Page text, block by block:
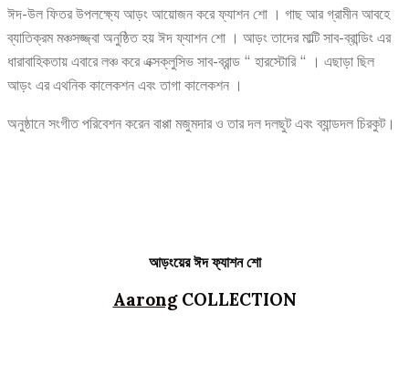
ঈদ-উল ফিতর উপলক্ষ্যে আড়ং আয়োজন করে ফ্যাশন শো । গাছ আর গ্রামীন আবহে
ব্যাতিক্রম মঞ্চসজ্জ্বা অনুষ্ঠিত হয় ঈদ ফ্যাশন শো । আড়ং তাদের মাল্টি সাব-ব্রান্ডিং এর
ধারাবাহিকতায় এবারে লঞ্চ করে এক্সক্লুসিভ সাব-ব্রান্ড “ হারস্টোরি “ । এছাড়া ছিল
আড়ং এর এথনিক কালেকশন এবং তাগা কালেকশন ।
অনুষ্ঠানে সংগীত পরিবেশন করেন বাপ্পা মজুমদার ও তার দল দলছুট এবং ব্যান্ডদল চিরকুট।
আড়ংয়ের ঈদ ফ্যাশন শো
AarongCOLLECTION